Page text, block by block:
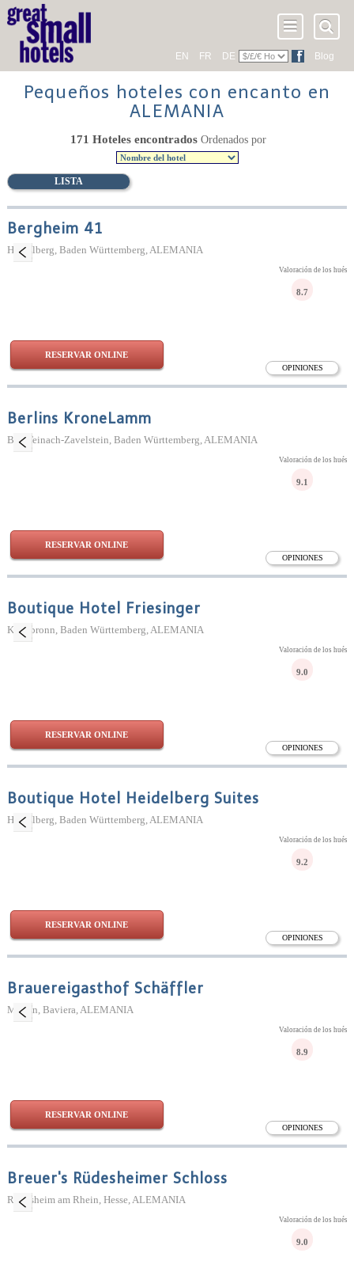
EN FR DE Blog
Pequeños hoteles con encanto en
ALEMANIA
LISTA
171 Hoteles encontrados Ordenados por
Bergheim 41
Heidelberg, Baden Württemberg, ALEMANIA
OPINIONES
Valoración de los
8.7
RESERVAR ONLINE
Berlins KroneLamm
Bad Teinach-Zavelstein, Baden Württemberg, ALEMANIA
OPINIONES
Valoración de los
9.1
RESERVAR ONLINE
Boutique Hotel Friesinger
Kressbronn, Baden Württemberg, ALEMANIA
OPINIONES
Valoración de los
9.0
RESERVAR ONLINE
Boutique Hotel Heidelberg Suites
Heidelberg, Baden Württemberg, ALEMANIA
OPINIONES
Valoración de los
9.2
RESERVAR ONLINE
Brauereigasthof Schäffler
Missen, Baviera, ALEMANIA
OPINIONES
Valoración de los
8.9
RESERVAR ONLINE
Breuer's Rüdesheimer Schloss
Rüdesheim am Rhein, Hesse, ALEMANIA
Valoración de los
9.0